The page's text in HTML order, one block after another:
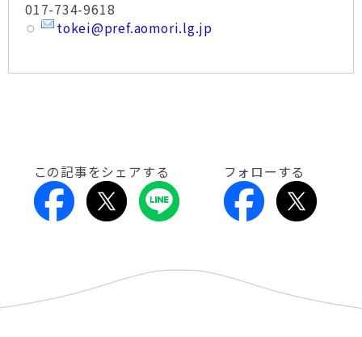
017-734-9618
tokei@pref.aomori.lg.jp
この記事をシェアする フォローする